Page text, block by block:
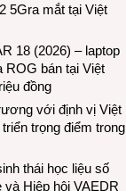
5Gra mắt tại Việt
18 (2026) – laptop
ROG bán tại Việt
đồng
với định vị Việt
trọng điểm trong
thái học liệu số
Hiệp hội VAEDR